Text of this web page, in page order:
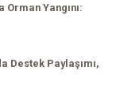
Orman Yangını:
Destek Paylaşımı,